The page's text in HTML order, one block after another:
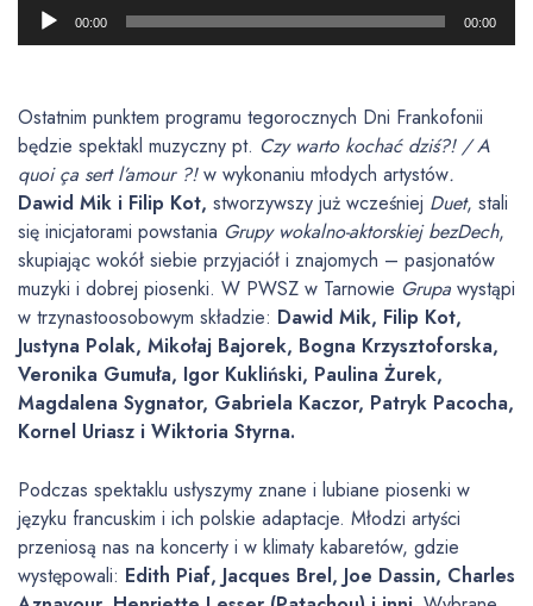
d
a
r
z
a
c
z
p
l
i
k
ó
w
ź
w
i
ę
00:00 00:00
Ostatnim punktem programu tegorocznych Dni Frankofonii
będzie spektakl muzyczny pt. Czy warto kochać dziś?! / A
quoi ça sert l’amour ?!w wykonaniu młodych artystów.
Dawid Mik i Filip Kot, stworzywszy już wcześniej Duet, stali
się inicjatorami powstania Grupy wokalno-aktorskiej bezDech,
skupiając wokół siebie przyjaciół i znajomych – pasjonatów
muzyki i dobrej piosenki. W PWSZ w Tarnowie Grupa wystąpi
w trzynastoosobowym składzie: Dawid Mik, Filip Kot,
Justyna Polak, Mikołaj Bajorek, Bogna Krzysztoforska,
Veronika Gumuła, Igor Kukliński, Paulina Żurek,
Magdalena Sygnator, Gabriela Kaczor, Patryk Pacocha,
Kornel Uriasz i Wiktoria Styrna.
Podczas spektaklu usłyszymy znane i lubiane piosenki w
języku francuskim i ich polskie adaptacje. Młodzi artyści
przeniosą nas na koncerty i w klimaty kabaretów, gdzie
występowali: Edith Piaf, Jacques Brel, Joe Dassin, Charles